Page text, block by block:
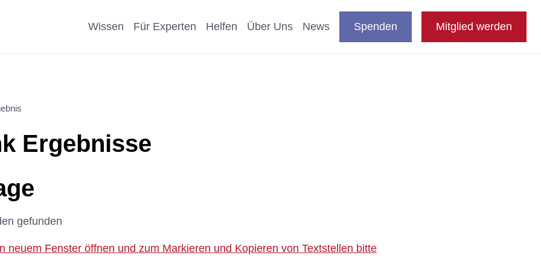
auswählen
DE
Wissen
Wissenschaftliche Argumente
Für Experten Helfen
Als Förderer/Förderin
spenden
Über Uns News Spenden Mitglied werden
Ergebnisse
gefunden
neuem Fenster öffnen und zum Markieren und Kopieren von Textstellen bitte